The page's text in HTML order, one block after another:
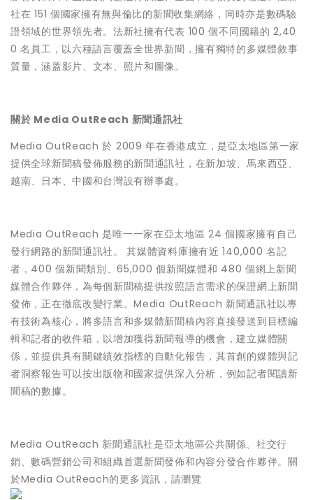
社在 151 個國家擁有無與倫比的新聞收集網絡，同時亦是數碼驗
證領域的世界領先者。法新社擁有代表 100 個不同國籍的 2,40
0 名員工，以六種語言覆蓋全世界新聞，擁有獨特的多媒體敘事
質量，涵蓋影片、文本、照片和圖像。
關於 Media OutReach 新聞通訊社
Media OutReach 於 2009 年在香港成立，是亞太地區第一家
提供全球新聞稿發佈服務的新聞通訊社，在新加坡、馬來西亞、
越南、日本、中國和台灣設有辦事處。
Media OutReach 是唯一一家在亞太地區 24 個國家擁有自己
發行網路的新聞通訊社。 其媒體資料庫擁有近 140,000 名記
者，400 個新聞類別、65,000 個新聞媒體和 480 個網上新聞
媒體合作夥伴，為每個新聞稿提供按照語言需求的保證網上新聞
發佈，正在徹底改變行業。Media OutReach 新聞通訊社以專
有技術為核心，將多語言和多媒體新聞稿內容直接發送到目標編
輯和記者的收件箱，以增加獲得新聞報導的機會，建立媒體關
係，並提供具有關鍵績效指標的自動化報告，其首創的媒體與記
者洞察報告可以按出版物和國家提供深入分析，例如記者閱讀新
聞稿的數據。
Media OutReach 新聞通訊社是亞太地區公共關係、社交行
銷、數碼營銷公司和組織首選新聞發佈和內容分發合作夥伴。關
於Media OutReach的更多資訊，請瀏覽